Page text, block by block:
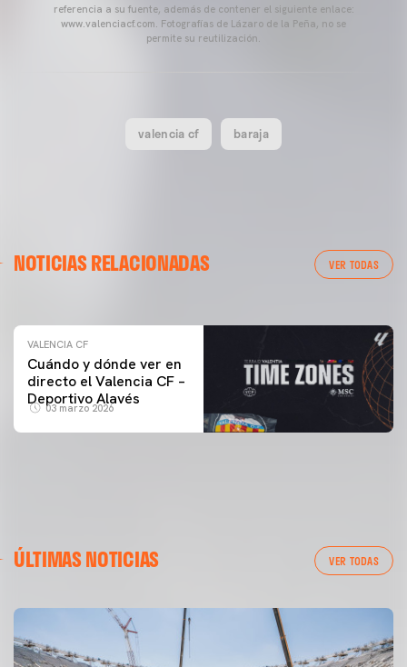
referencia a su fuente, además de contener el siguiente enlace:
www.valenciacf.com. Fotografías de Lázaro de la Peña, no se
permite su reutilización.
valencia cf baraja
NOTICIAS RELACIONADAS VER TODAS
ENTRENAMIENTO DEL VALENCIA CF 04/03/26
VALENCIA CF
Cuándo y dónde ver en
directo el Valencia CF –
Deportivo Alavés
03 marzo 2026
ÚLTIMAS NOTICIAS VER TODAS